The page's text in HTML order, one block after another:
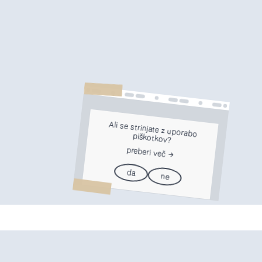
Ali se strinjate z uporabo
piškotkov?
preberi več
da ne